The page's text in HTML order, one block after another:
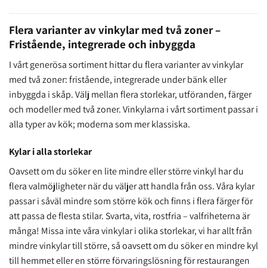
Flera varianter av vinkylar med två zoner –
Fristående, integrerade och inbyggda
I vårt generösa sortiment hittar du flera varianter av vinkylar
med två zoner: fristående, integrerade under bänk eller
inbyggda i skåp. Välj mellan flera storlekar, utföranden, färger
och modeller med två zoner. Vinkylarna i vårt sortiment passar i
alla typer av kök; moderna som mer klassiska.
Kylar i alla storlekar
Oavsett om du söker en lite mindre eller större vinkyl har du
flera valmöjligheter när du väljer att handla från oss. Våra kylar
passar i såväl mindre som större kök och finns i flera färger för
att passa de flesta stilar. Svarta, vita, rostfria – valfriheterna är
många! Missa inte våra vinkylar i olika storlekar, vi har allt från
mindre vinkylar till större, så oavsett om du söker en mindre kyl
till hemmet eller en större förvaringslösning för restaurangen